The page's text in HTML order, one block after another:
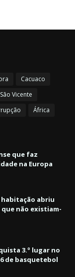
Cacuaco
Vicente
África
que faz
na Europa
abriu
não existiam-
3.º lugar no
de basquetebol